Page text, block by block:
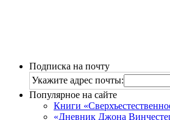
Подписка на почту
Укажите адрес почты:
Популярное на сайте
Книги
«Дневник Джона